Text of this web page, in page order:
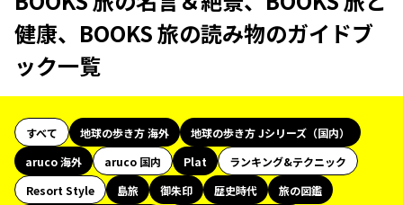
健康、BOOKS 旅の読み物のガイドブ
ック一覧
すべて 地球の歩き方 海外
地球の歩き方 Jシリーズ（国内）
aruco 海外
aruco 国内 Plat
ランキング&テクニック
Resort Style
島旅 御朱印 歴史時代
旅の図鑑